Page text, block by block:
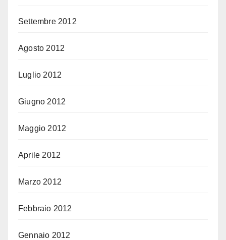
Settembre 2012
Agosto 2012
Luglio 2012
Giugno 2012
Maggio 2012
Aprile 2012
Marzo 2012
Febbraio 2012
Gennaio 2012